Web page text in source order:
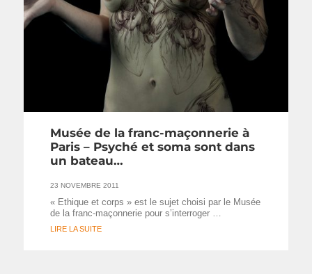
Musée de la franc-maçonnerie à
Paris – Psyché et soma sont dans
un bateau…
23 NOVEMBRE 2011
« Ethique et corps » est le sujet choisi par le Musée
de la franc-maçonnerie pour s’interroger …
LIRE LA SUITE